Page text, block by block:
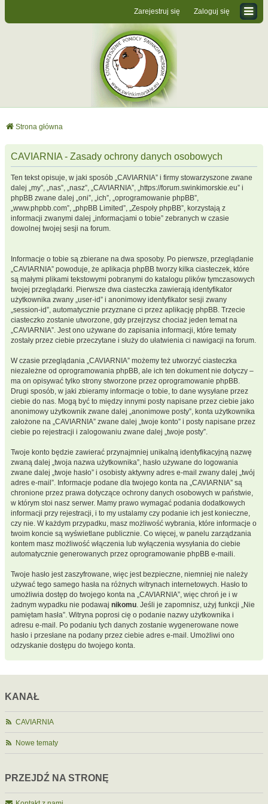
Zaloguj się
Zarejestruj się
Strona główna
CAVIARNIA - Zasady ochrony danych osobowych
Ten tekst opisuje, w jaki sposób „CAVIARNIA” i firmy stowarzyszone zwane
dalej „my”, „nas”, „nasz”, „CAVIARNIA”, „https://forum.swinkimorskie.eu” i
phpBB zwane dalej „oni”, „ich”, „oprogramowanie phpBB”,
„www.phpbb.com”, „phpBB Limited”, „Zespoły phpBB”, korzystają z
informacji zwanymi dalej „informacjami o tobie” zebranych w czasie
dowolnej twojej sesji na forum.
Informacje o tobie są zbierane na dwa sposoby. Po pierwsze, przeglądanie
„CAVIARNIA” powoduje, że aplikacja phpBB tworzy kilka ciasteczek, które
są małymi plikami tekstowymi pobranymi do katalogu plików tymczasowych
twojej przeglądarki. Pierwsze dwa ciasteczka zawierają identyfikator
użytkownika zwany „user-id” i anonimowy identyfikator sesji zwany
„session-id”, automatycznie przyznane ci przez aplikację phpBB. Trzecie
ciasteczko zostanie utworzone, gdy przejrzysz chociaż jeden temat na
„CAVIARNIA”. Jest ono używane do zapisania informacji, które tematy
zostały przez ciebie przeczytane i służy do ułatwienia ci nawigacji na forum.
W czasie przeglądania „CAVIARNIA” możemy też utworzyć ciasteczka
niezależne od oprogramowania phpBB, ale ich ten dokument nie dotyczy –
ma on opisywać tylko strony stworzone przez oprogramowanie phpBB.
Drugi sposób, w jaki zbieramy informacje o tobie, to dane wysyłane przez
ciebie do nas. Mogą być to między innymi posty napisane przez ciebie jako
anonimowy użytkownik zwane dalej „anonimowe posty”, konta użytkownika
założone na „CAVIARNIA” zwane dalej „twoje konto” i posty napisane przez
ciebie po rejestracji i zalogowaniu zwane dalej „twoje posty”.
Twoje konto będzie zawierać przynajmniej unikalną identyfikacyjną nazwę
zwaną dalej „twoja nazwa użytkownika”, hasło używane do logowania
zwane dalej „twoje hasło” i osobisty aktywny adres e-mail zwany dalej „twój
adres e-mail”. Informacje podane dla twojego konta na „CAVIARNIA” są
chronione przez prawa dotyczące ochrony danych osobowych w państwie,
w którym stoi nasz serwer. Mamy prawo wymagać podania dodatkowych
informacji przy rejestracji, i to my ustalamy czy podanie ich jest konieczne,
czy nie. W każdym przypadku, masz możliwość wybrania, które informacje o
twoim koncie są wyświetlane publicznie. Co więcej, w panelu zarządzania
kontem masz możliwość włączenia lub wyłączenia wysyłania do ciebie
automatycznie generowanych przez oprogramowanie phpBB e-maili.
Twoje hasło jest zaszyfrowane, więc jest bezpieczne, niemniej nie należy
używać tego samego hasła na różnych witrynach internetowych. Hasło to
umożliwia dostęp do twojego konta na „CAVIARNIA”, więc chroń je i w
żadnym wypadku nie podawaj nikomu. Jeśli je zapomnisz, użyj funkcji „Nie
pamiętam hasła”. Witryna poprosi cię o podanie nazwy użytkownika i
adresu e-mail. Po podaniu tych danych zostanie wygenerowane nowe
hasło i przesłane na podany przez ciebie adres e-mail. Umożliwi ono
odzyskanie dostępu do twojego konta.
KANAŁ
CAVIARNIA
Nowe tematy
PRZEJDŹ NA STRONĘ